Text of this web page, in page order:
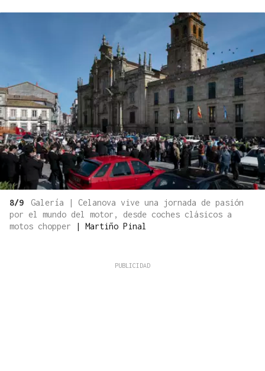
8/9
Galería | Celanova vive una jornada de pasión
por el mundo del motor, desde coches clásicos a
motos chopper
| Martiño Pinal